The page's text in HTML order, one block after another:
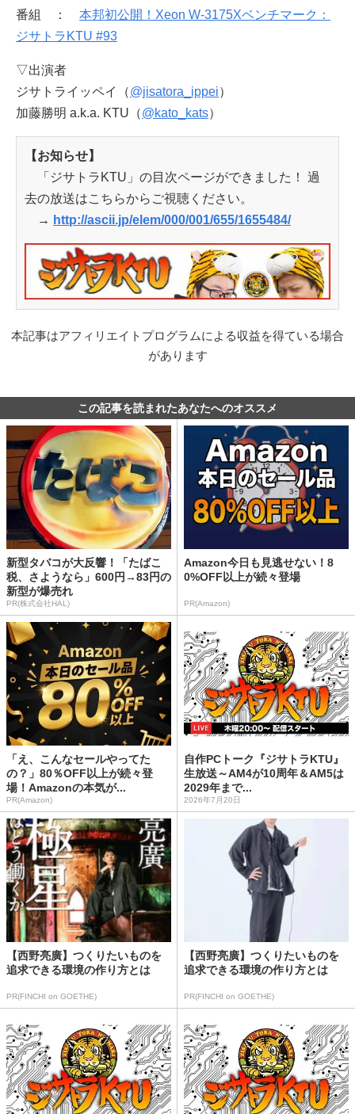
番組 ： 本邦初公開！Xeon W-3175Xベンチマーク：
ジサトラKTU #93
▽出演者
ジサトライッペイ（@jisatora_ippei）
加藤勝明 a.k.a. KTU（@kato_kats）
【お知らせ】
「ジサトラKTU」の目次ページができました！ 過
去の放送はこちらからご視聴ください。
→ http://ascii.jp/elem/000/001/655/1655484/
本記事はアフィリエイトプログラムによる収益を得ている場合
があります
この記事を読まれたあなたへのオススメ
新型タバコが大反響！「たばこ
税、さようなら」600円→83円の
新型が爆売れ
PR(株式会社HAL)
Amazon今日も見逃せない！8
0%OFF以上が続々登場
PR(Amazon)
「え、こんなセールやってた
の？」80％OFF以上が続々登
場！Amazonの本気が...
PR(Amazon)
自作PCトーク『ジサトラKTU』
生放送～AM4が10周年＆AM5は
2029年まで...
2026年7月20日
【西野亮廣】つくりたいものを
追求できる環境の作り方とは
PR(FINCHI on GOETHE)
【西野亮廣】つくりたいものを
追求できる環境の作り方とは
PR(FINCHI on GOETHE)